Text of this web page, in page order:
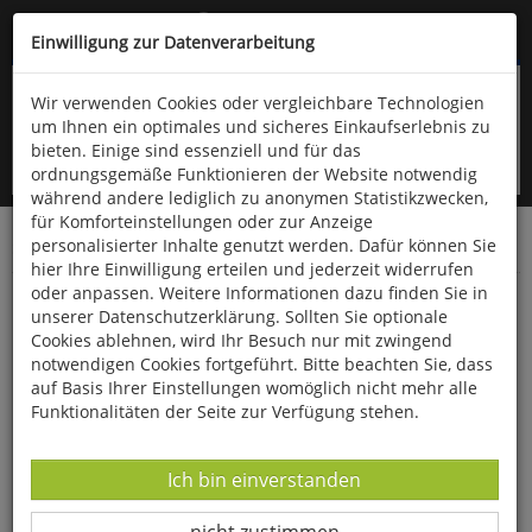
Kompletten Head der Seite überspringen
oder (06766) 9323-960
Startseite Bücher Naturwissenschaften Physik
Warum Ballons steigen und Äpfel fallen
Einwilligung zur Datenverarbeitung
Wir verwenden Cookies oder vergleichbare Technologien
um Ihnen ein optimales und sicheres Einkaufserlebnis zu
bieten. Einige sind essenziell und für das
ordnungsgemäße Funktionieren der Website notwendig
während andere lediglich zu anonymen Statistikzwecken,
für Komforteinstellungen oder zur Anzeige
personalisierter Inhalte genutzt werden. Dafür können Sie
hier Ihre Einwilligung erteilen und jederzeit widerrufen
oder anpassen. Weitere Informationen dazu finden Sie in
unserer Datenschutzerklärung. Sollten Sie optionale
Cookies ablehnen, wird Ihr Besuch nur mit zwingend
notwendigen Cookies fortgeführt. Bitte beachten Sie, dass
auf Basis Ihrer Einstellungen womöglich nicht mehr alle
Funktionalitäten der Seite zur Verfügung stehen.
Datenverarbeitung -
Ich bin einverstanden